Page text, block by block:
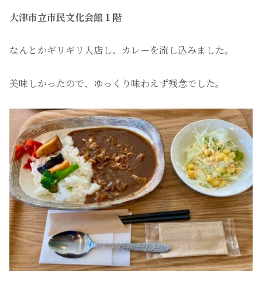
大津市立市民文化会館１階
なんとかギリギリ入店し、カレーを流し込みました。
美味しかったので、ゆっくり味わえず残念でした。